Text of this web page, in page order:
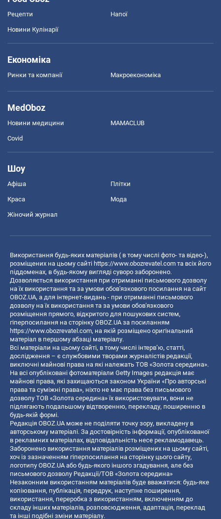
Рецепти Напої
Новини Кулінарії
Економіка
Ринки та компанії Макроекономіка
MedOboz
Новини медицини MAMACLUB
Covid
Шоу
Афіша Плітки
Краса Мода
Жіночий журнал
Використання будь-яких матеріалів ( в тому числі фото- та відео-),
розміщених на цьому сайті https://www.obozrevatel.com та всіх його
піддоменах, в будь-якому вигляді суворо заборонено.
Дозволяється використання при отриманні письмового дозволу
на їх використання та за умови обов'язкового посилання на сайт
OBOZ.UA, а для інтернет-видань - при отриманні письмового
дозволу на їх використання та за умови обов'язкового
розміщення прямого, відкритого для пошукових систем,
гіперпосилання на сторінку OBOZ.UA за посиланням
https://www.obozrevatel.com, на якій розміщено оригінальний
матеріал в першому абзаці матеріалу.
Всі матеріали на цьому сайті, в тому числі інтерв’ю, статті,
дослідження – є службовими творами журналістів редакції,
виключні майнові права на які належать ТОВ «Золота середина».
На всі опубліковані фотоматеріали Getty Images редакція має
майнові права, які захищаються законом України «Про авторські
права та суміжні права», ніхто не має права без письмового
дозволу ТОВ «Золота середина» їх використовувати, вони не
підлягають подальшому відтворенню, перекладу, поширенню в
будь-якій формі.
Редакція OBOZ.UA може не поділяти точку зору, викладену в
авторському матеріалі. За достовірність інформації, опублікованої
в рекламних матеріалах, відповідальність несе рекламодавець.
Заборонено використання матеріалів розміщених на цьому сайті,
хоч із зазначенням гіперпосилання на сторінку цього сайту,
логотипу OBOZ.UA або будь-якого іншого згадування, але без
письмового дозволу Редакції/ТОВ «Золота середина»
Незаконним використанням матеріалів буде вважатися: будь-яке
копiювання, публiкацiя, передрук, наступне поширення,
використання, переробка з використанням, включенням до
складу інших матеріалів, розповсюдження, адаптація, переклад
та інші подібні зміни матеріалу.